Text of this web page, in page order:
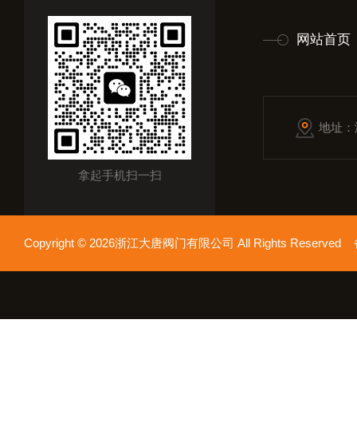
拿起手机扫一扫
网站首页
地址
Copyright © 2026浙江大唐阀门有限公司 All Rights Reserved